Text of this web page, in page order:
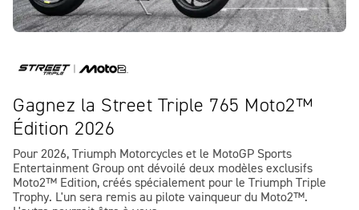
Gagnez la Street Triple 765 Moto2™
Édition 2026
Pour 2026, Triumph Motorcycles et le MotoGP Sports
Entertainment Group ont dévoilé deux modèles exclusifs
Moto2™ Edition, créés spécialement pour le Triumph Triple
Trophy. L'un sera remis au pilote vainqueur du Moto2™.